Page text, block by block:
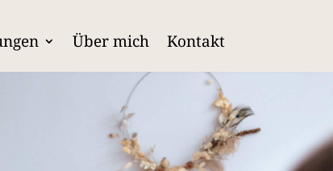
Über mich Kontakt